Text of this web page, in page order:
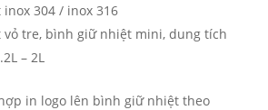
304 / inox 316
tre, bình giữ nhiệt mini, dung tích
– 2L
in logo lên bình giữ nhiệt theo